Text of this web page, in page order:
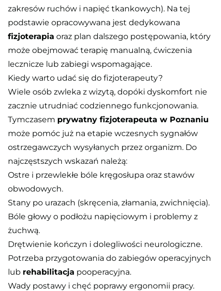
zakresów ruchów i napięć tkankowych). Na tej
podstawie opracowywana jest dedykowana
fizjoterapia oraz plan dalszego postępowania, który
może obejmować terapię manualną, ćwiczenia
lecznicze lub zabiegi wspomagające.
Kiedy warto udać się do fizjoterapeuty?
Wiele osób zwleka z wizytą, dopóki dyskomfort nie
zacznie utrudniać codziennego funkcjonowania.
Tymczasem prywatny fizjoterapeuta w Poznaniu
może pomóc już na etapie wczesnych sygnałów
ostrzegawczych wysyłanych przez organizm. Do
najczęstszych wskazań należą:
Ostre i przewlekłe bóle kręgosłupa oraz stawów
obwodowych.
Stany po urazach (skręcenia, złamania, zwichnięcia).
Bóle głowy o podłożu napięciowym i problemy z
żuchwą.
Drętwienie kończyn i dolegliwości neurologiczne.
Potrzeba przygotowania do zabiegów operacyjnych
lub rehabilitacja pooperacyjna.
Wady postawy i chęć poprawy ergonomii pracy.